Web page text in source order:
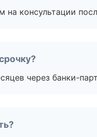
на консультации
через банки-